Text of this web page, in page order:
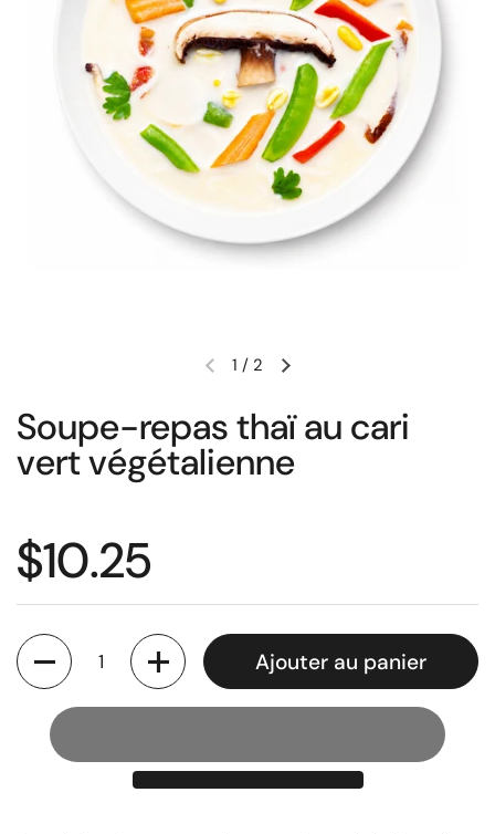
Diapositive précédente
Diapositive suivante
1 / 2
Soupe-repas thaï au cari
vert végétalienne
Prix régulier
$10.25
Quantité
Ajouter au panier